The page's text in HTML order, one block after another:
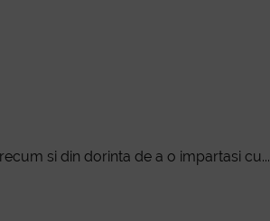
si din dorinta de a o impartasi cu...